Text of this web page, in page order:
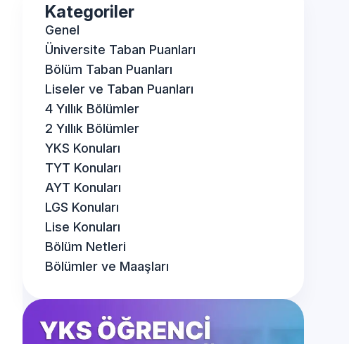
Kategoriler
Genel
Üniversite Taban Puanları
Bölüm Taban Puanları
Liseler ve Taban Puanları
4 Yıllık Bölümler
2 Yıllık Bölümler
YKS Konuları
TYT Konuları
AYT Konuları
LGS Konuları
Lise Konuları
Bölüm Netleri
Bölümler ve Maaşları